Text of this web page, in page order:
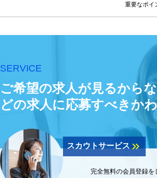
重要なポイ
SERVICE
ご希望の求人が見るから
どの求人に応募すべきか
スカウトサービスkeyboard_double_arrow_right
完全無料の会員登録